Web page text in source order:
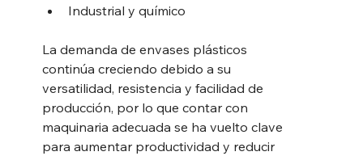
Industrial y químico
La demanda de envases plásticos
continúa creciendo debido a su
versatilidad, resistencia y facilidad de
producción, por lo que contar con
maquinaria adecuada se ha vuelto clave
para aumentar productividad y reducir